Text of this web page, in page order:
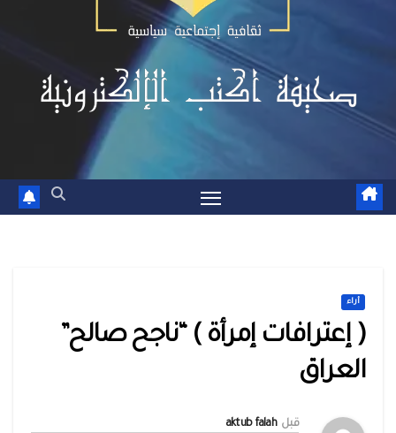
أراء
( إعترافات إمرأة ) “ناجح صالح”
العراق
قبل aktub falah